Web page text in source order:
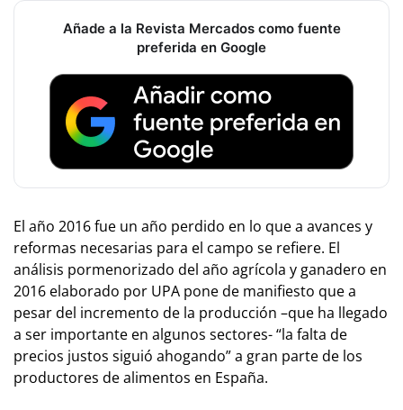
Añade a la Revista Mercados como fuente
preferida en Google
El año 2016 fue un año perdido en lo que a avances y
reformas necesarias para el campo se refiere. El
análisis pormenorizado del año agrícola y ganadero en
2016 elaborado por UPA pone de manifiesto que a
pesar del incremento de la producción –que ha llegado
a ser importante en algunos sectores- “la falta de
precios justos siguió ahogando” a gran parte de los
productores de alimentos en España.